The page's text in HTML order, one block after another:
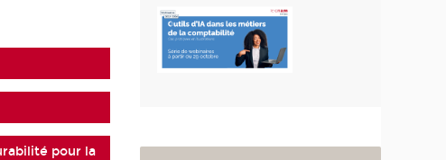
pour la